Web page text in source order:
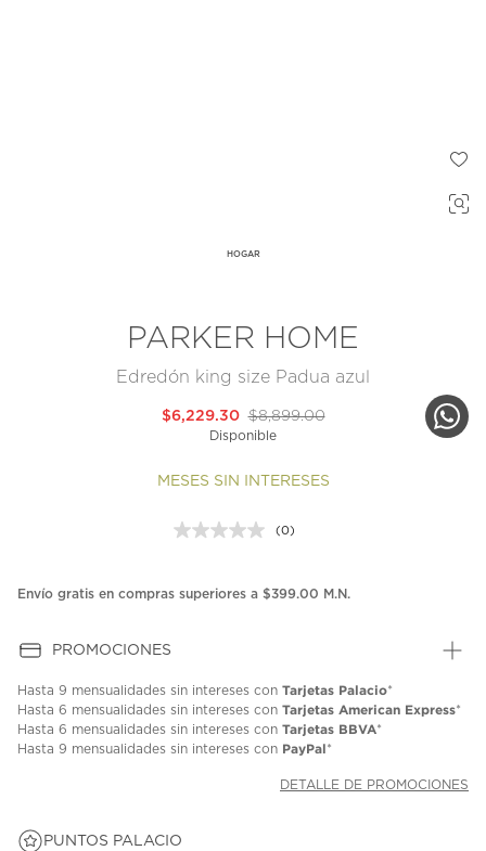
HOGAR
PARKER HOME
Edredón king size Padua azul
$8,899.00
$6,229.30
Disponible
MESES SIN INTERESES
Sin
en
(0)
Envío gratis en compras superiores a $399.00 M.N.
PROMOCIONES
Hasta 9 mensualidades sin intereses con Tarjetas Palacio*
Hasta 6 mensualidades sin intereses con Tarjetas American Express*
Hasta 6 mensualidades sin intereses con Tarjetas BBVA*
Hasta 9 mensualidades sin intereses con PayPal*
DETALLE DE PROMOCIONES
PUNTOS PALACIO